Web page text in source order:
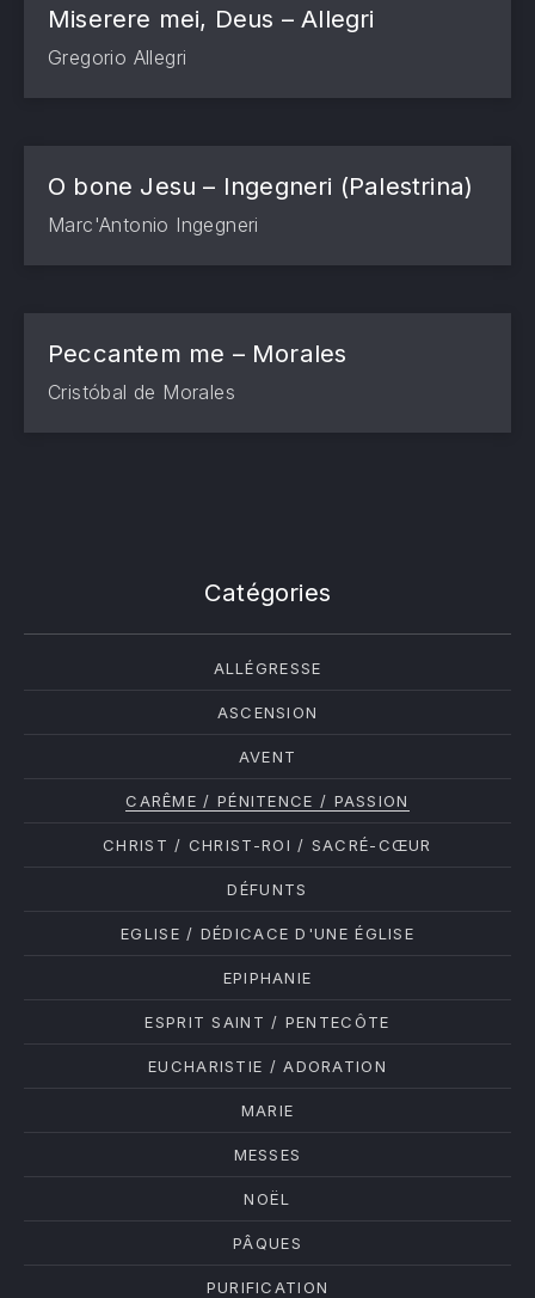
Miserere mei, Deus – Allegri
Gregorio Allegri
O bone Jesu – Ingegneri (Palestrina)
Marc'Antonio Ingegneri
Peccantem me – Morales
Cristóbal de Morales
Catégories
ALLÉGRESSE
ASCENSION
AVENT
CARÊME / PÉNITENCE / PASSION
CHRIST / CHRIST-ROI / SACRÉ-CŒUR
DÉFUNTS
EGLISE / DÉDICACE D'UNE ÉGLISE
EPIPHANIE
ESPRIT SAINT / PENTECÔTE
EUCHARISTIE / ADORATION
MARIE
MESSES
NOËL
PÂQUES
PURIFICATION